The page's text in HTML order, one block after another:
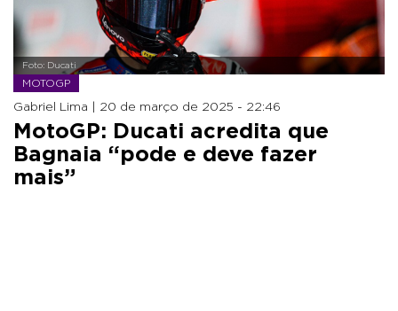
Foto: Ducati
MOTOGP
Gabriel Lima | 20 de março de 2025 - 22:46
MotoGP: Ducati acredita que
Bagnaia “pode e deve fazer
mais”